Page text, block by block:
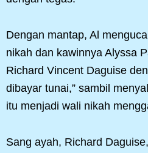
Dengan mantap, Al
nikah dan kawinnya Alyssa
Richard Vincent Daguise
dibayar tunai,” sambil
itu menjadi wali nikah
Sang ayah, Richard